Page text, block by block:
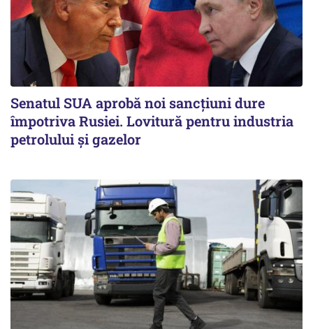
Senatul SUA aprobă noi sancțiuni dure
împotriva Rusiei. Lovitură pentru industria
petrolului și gazelor